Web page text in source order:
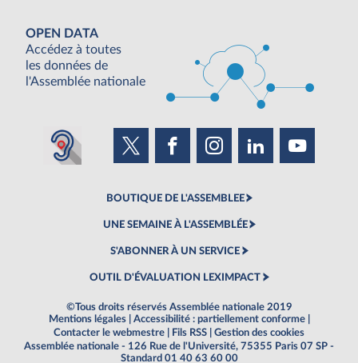
OPEN DATA
Accédez à toutes
les données de
l'Assemblée nationale
BOUTIQUE DE L'ASSEMBLEE
UNE SEMAINE À L'ASSEMBLÉE
S'ABONNER À UN SERVICE
OUTIL D'ÉVALUATION LEXIMPACT
©Tous droits réservés Assemblée nationale 2019
Mentions légales
Accessibilité : partiellement conforme
Contacter le webmestre
Fils RSS
Gestion des cookies
Assemblée nationale - 126 Rue de l'Université, 75355 Paris 07 SP -
Standard 01 40 63 60 00